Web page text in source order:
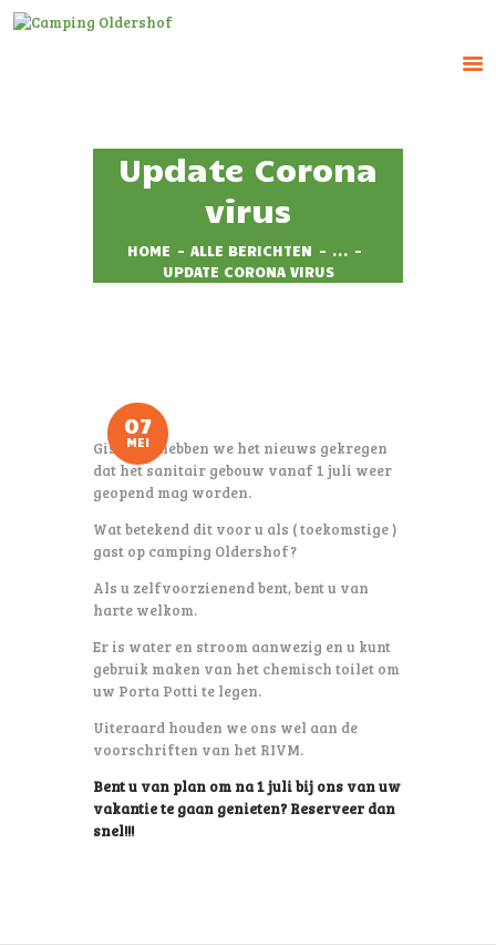
Update Corona
virus
HOME ALLE BERICHTEN
...
UPDATE CORONA VIRUS
HOME
HUUR ACCOMMODATIE
RESERVEREN
TARIEVEN
07
MEI
Gisteren hebben we het nieuws gekregen
dat het sanitair gebouw vanaf 1 juli weer
geopend mag worden.
Wat betekend dit voor u als ( toekomstige )
gast op camping Oldershof?
Als u zelfvoorzienend bent, bent u van
harte welkom.
Er is water en stroom aanwezig en u kunt
gebruik maken van het chemisch toilet om
uw Porta Potti te legen.
Uiteraard houden we ons wel aan de
voorschriften van het RIVM.
Bent u van plan om na 1 juli bij ons van uw
vakantie te gaan genieten? Reserveer dan
snel!!!